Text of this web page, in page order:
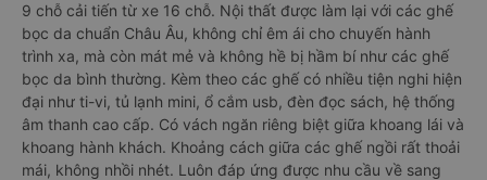
9 chỗ cải tiến từ xe 16 chỗ. Nội thất được làm lại với các ghế
bọc da chuẩn Châu Âu, không chỉ êm ái cho chuyến hành
trình xa, mà còn mát mẻ và không hề bị hầm bí như các ghế
bọc da bình thường. Kèm theo các ghế có nhiều tiện nghi hiện
đại như ti-vi, tủ lạnh mini, ổ cắm usb, đèn đọc sách, hệ thống
âm thanh cao cấp. Có vách ngăn riêng biệt giữa khoang lái và
khoang hành khách. Khoảng cách giữa các ghế ngồi rất thoải
mái, không nhồi nhét. Luôn đáp ứng được nhu cầu về sang